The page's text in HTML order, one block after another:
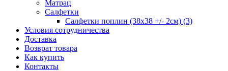
Матрац
Салфетки
Салфетки поплин (38х38 +/- 2см) (3)
Условия сотрудничества
Доставка
Возврат товара
Как купить
Контакты